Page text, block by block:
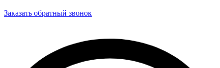
Заказать обратный звонок